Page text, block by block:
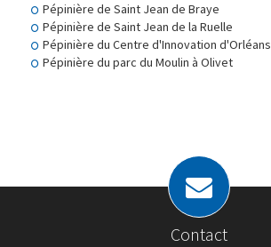
Pépinière de Saint Jean de Braye
Pépinière de Saint Jean de la Ruelle
Pépinière du Centre d'Innovation d'Orléans
Pépinière du parc du Moulin à Olivet
Contact